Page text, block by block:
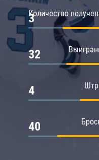
Количество
3
32
4
40